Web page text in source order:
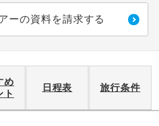
ーの資料を請求する
め
ト
日程表 旅行条件